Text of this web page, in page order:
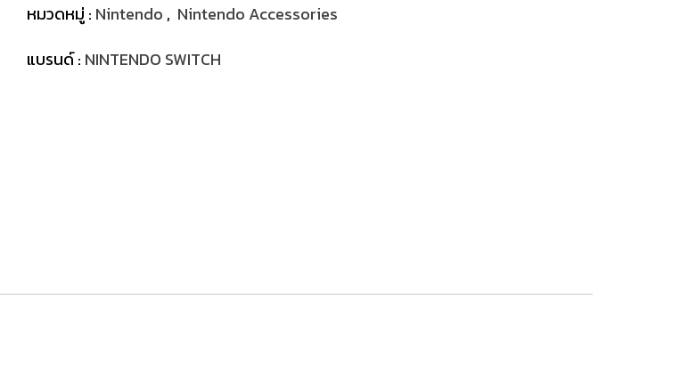
หมวดหมู่ : Nintendo , Nintendo Accessories
แบรนด์ : NINTENDO SWITCH